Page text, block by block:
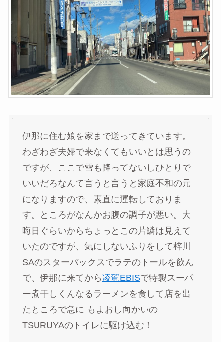
伊那に住む娘を家まで送ってきています。
わざわざ夫婦で来なくてもいいとは思うの
ですが、ここで雪も降ってないしひとりで
いいだろなんて言うと言うと家庭不和の元
になりますので、素直に運転しておりま
す。ところがなんかお腹の調子が悪い。大
晦日ぐらいからちょっとこの片鱗は見えて
いたのですが、気にしないふりをして梓川
SAのスターバックスでラテのトールを飲ん
で、伊那に来てから凌駕EBISで特製スーパ
ー煮干しくんなるラーメンを食して店を出
たところで急に もよおし向かいの
TSURUYAのトイレに駆け込む！